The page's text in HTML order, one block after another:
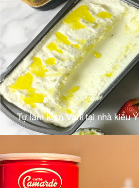
Tự làm kem Vani tại nhà kiểu Ý